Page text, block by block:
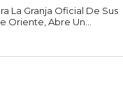
La Granja Oficial De Sus
Oriente, Abre Un...